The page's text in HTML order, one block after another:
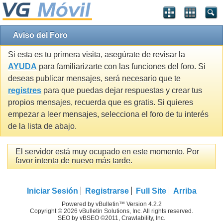
Aviso del Foro
Si esta es tu primera visita, asegúrate de revisar la
AYUDA para familiarizarte con las funciones del foro. Si
deseas publicar mensajes, será necesario que te
registres para que puedas dejar respuestas y crear tus
propios mensajes, recuerda que es gratis. Si quieres
empezar a leer mensajes, selecciona el foro de tu interés
de la lista de abajo.
El servidor está muy ocupado en este momento. Por
favor intenta de nuevo más tarde.
Iniciar Sesión Registrarse Full Site Arriba
Powered by vBulletin™ Version 4.2.2
Copyright © 2026 vBulletin Solutions, Inc. All rights reserved.
SEO by vBSEO ©2011, Crawlability, Inc.